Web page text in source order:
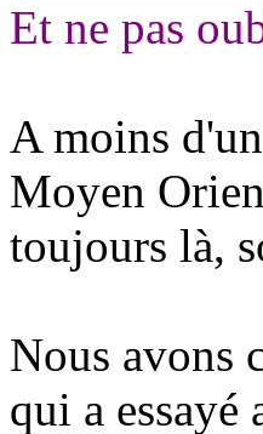
Et ne pas
A moins
Moyen
toujours là,
Nous avons
qui a